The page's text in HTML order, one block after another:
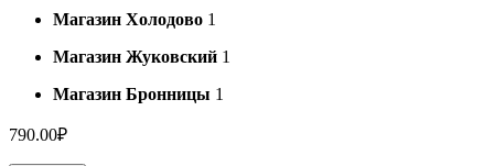
Магазин Холодово 1
Магазин Жуковский 1
Магазин Бронницы 1
790.00₽